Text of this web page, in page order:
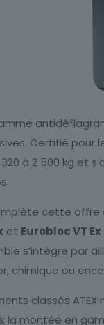
Certifié pour
à 2 500 kg et
cette offre
et Eurobloc VT Ex
s’intègre par
chimique ou
classés ATEX
la montée en